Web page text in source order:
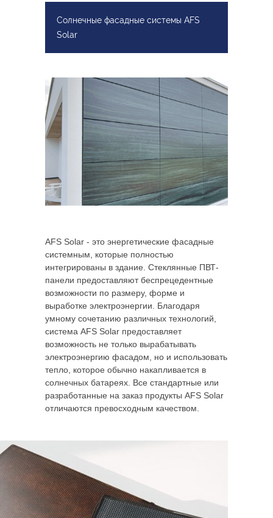
Солнечные фасадные системы AFS
Solar
AFS Solar - это энергетические фасадные
системным, которые полностью
интегрированы в здание. Стеклянные ПВТ-
панели предоставляют беспрецедентные
возможности по размеру, форме и
выработке электроэнергии. Благодаря
умному сочетанию различных технологий,
система AFS Solar предоставляет
возможность не только вырабатывать
электроэнергию фасадом, но и использовать
тепло, которое обычно накапливается в
солнечных батареях. Все стандартные или
разработанные на заказ продукты AFS Solar
отличаются превосходным качеством.